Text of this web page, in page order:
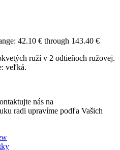
42.10 € through 143.40 €
ruží v 2 odtieňoch ružovej.
veľká.
nás na
radi upravíme podľa Vašich